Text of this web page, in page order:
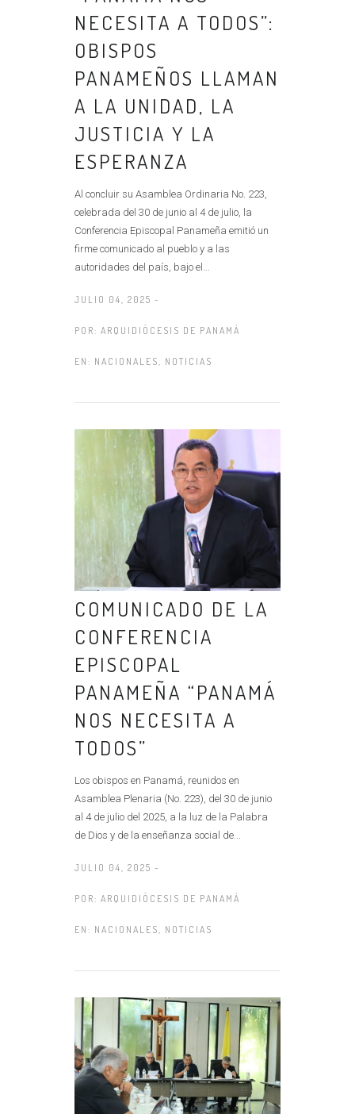
NECESITA A TODOS”:
OBISPOS
PANAMEÑOS LLAMAN
A LA UNIDAD, LA
JUSTICIA Y LA
ESPERANZA
Al concluir su Asamblea Ordinaria No. 223,
celebrada del 30 de junio al 4 de julio, la
Conferencia Episcopal Panameña emitió un
firme comunicado al pueblo y a las
autoridades del país, bajo el...
JULIO 04, 2025 -
POR: ARQUIDIÓCESIS DE PANAMÁ
EN: NACIONALES NOTICIAS
COMUNICADO DE LA
CONFERENCIA
EPISCOPAL
PANAMEÑA “PANAMÁ
NOS NECESITA A
TODOS”
Los obispos en Panamá, reunidos en
Asamblea Plenaria (No. 223), del 30 de junio
al 4 de julio del 2025, a la luz de la Palabra
de Dios y de la enseñanza social de...
JULIO 04, 2025 -
POR: ARQUIDIÓCESIS DE PANAMÁ
EN: NACIONALES NOTICIAS